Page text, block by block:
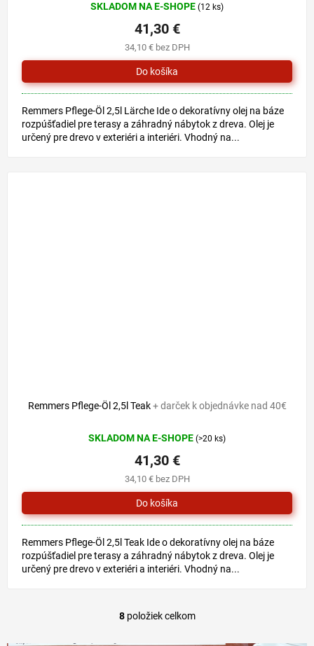
SKLADOM NA E-SHOPE (12 ks)
34,10 € bez DPH
41,30 €
Remmers Pflege-Öl 2,5l Lärche Ide o dekoratívny olej na báze
rozpúšťadiel pre terasy a záhradný nábytok z dreva. Olej je
určený pre drevo v exteriéri a interiéri. Vhodný na...
Remmers Pflege-Öl 2,5l Teak+ darček k objednávke nad 40€
SKLADOM NA E-SHOPE (>20 ks)
34,10 € bez DPH
41,30 €
Remmers Pflege-Öl 2,5l Teak Ide o dekoratívny olej na báze
rozpúšťadiel pre terasy a záhradný nábytok z dreva. Olej je
určený pre drevo v exteriéri a interiéri. Vhodný na...
O
8položiek celkom